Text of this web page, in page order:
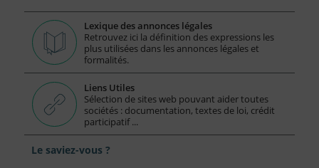
Lexique des annonces légales
Retrouvez ici la définition des expressions les
plus utilisées dans les annonces légales et
formalités.
Liens Utiles
Sélection de sites web pouvant aider toutes
sociétés : documentation, textes de loi, crédit
participatif ...
Le saviez-vous ?